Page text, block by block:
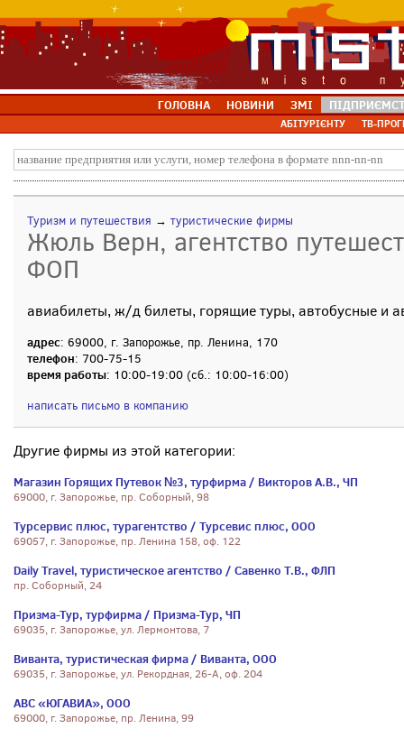
ГОЛОВНА НОВИНИ ЗМІ
АБІТУРІЄНТУ ТВ-
Туризм и путешествия → туристические фирмы
Жюль Верн, агентство
ФОП
авиабилеты, ж/д билеты, горящие туры, автобусные и
адрес: 69000, г. Запорожье, пр. Ленина, 170
телефон: 700-75-15
время работы: 10:00-19:00 (сб.: 10:00-16:00)
написать письмо в компанию
Другие фирмы из этой категории:
Магазин Горящих Путевок №3, турфирма / Викторов А.В., ЧП
69000, г. Запорожье, пр. Соборный, 98
Турсервис плюс, турагентство / Турсевис плюс, ООО
69057, г. Запорожье, пр. Ленина 158, оф. 122
Daily Travel, туристическое агентство / Савенко Т.В., ФЛП
пр. Соборный, 24
Призма-Тур, турфирма / Призма-Тур, ЧП
69035, г. Запорожье, ул. Лермонтова, 7
Виванта, туристическая фирма / Виванта, ООО
69035, г. Запорожье, ул. Рекордная, 26-А, оф. 204
АВС «ЮГАВИА», ООО
69000, г. Запорожье, пр. Ленина, 99